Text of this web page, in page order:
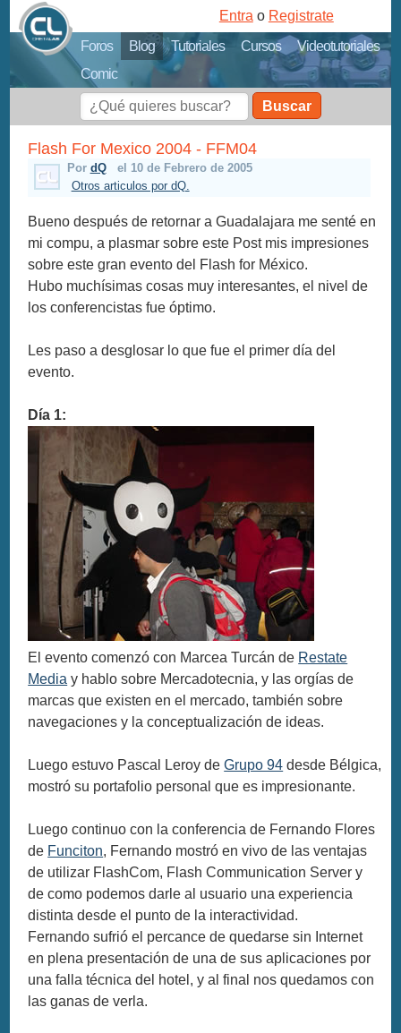
Foros Blog Tutoriales Cursos
Videotutoriales
Comic
Entra o Registrate
Buscar
Flash For Mexico 2004 - FFM04
Por dQ
el 10 de Febrero de 2005
Otros articulos por dQ.
Bueno después de retornar a Guadalajara me senté en
mi compu, a plasmar sobre este Post mis impresiones
sobre este gran evento del Flash for México.
Hubo muchísimas cosas muy interesantes, el nivel de
los conferencistas fue óptimo.
Les paso a desglosar lo que fue el primer día del
evento.
Día 1:
El evento comenzó con Marcea Turcán de Restate
Media y hablo sobre Mercadotecnia, y las orgías de
marcas que existen en el mercado, también sobre
navegaciones y la conceptualización de ideas.
Luego estuvo Pascal Leroy deGrupo 94 desde Bélgica,
mostró su portafolio personal que es impresionante.
Luego continuo con la conferencia de Fernando Flores
de Funciton, Fernando mostró en vivo de las ventajas
de utilizar FlashCom, Flash Communication Server y
de como podemos darle al usuario una experiencia
distinta desde el punto de la interactividad.
Fernando sufrió el percance de quedarse sin Internet
en plena presentación de una de sus aplicaciones por
una falla técnica del hotel, y al final nos quedamos con
las ganas de verla.